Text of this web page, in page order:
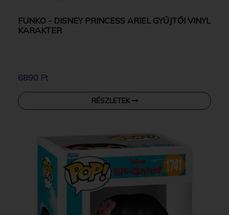
FUNKO - DISNEY PRINCESS ARIEL GYŰJTŐI VINYL
KARAKTER
6890 Ft
RÉSZLETEK